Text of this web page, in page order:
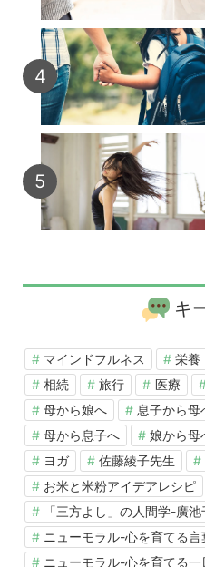
キ
マインドフルネス 栄養
相続
旅行 医療
母から娘へ
息子から母
母から息子へ
娘から母
ヨガ
佐藤綾子先生
お米と米粉アイデアレシピ
「三方よし」の人間学-廣
ニューモラル-心を育てる
ニューモラル-心を育てる一